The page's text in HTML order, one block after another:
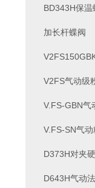
BD343H保温
加长杆蝶阀
V2FS气动级
V.FS-GBN气
V.FS-SN气
D373H对夹
D643H气动